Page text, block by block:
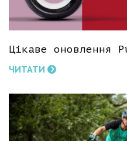
Цікаве оновлення
ЧИТАТИ